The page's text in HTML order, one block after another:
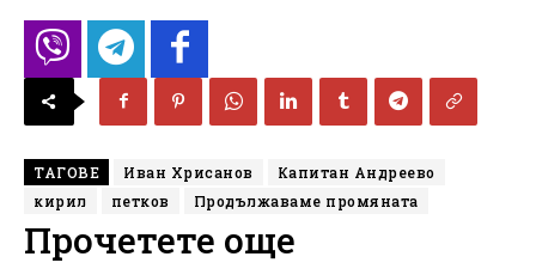
ТАГОВЕ Иван Хрисанов
Капитан Андреево
кирил
петков Продължаваме промяната
Прочетете още